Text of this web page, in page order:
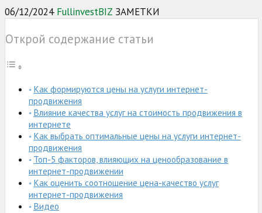
06/12/2024 FullinvestBIZ ЗАМЕТКИ
Открой содержание статьи
Как формируются цены на услуги интернет-
продвижения
Влияние качества услуг на стоимость продвижения в
интернете
Как выбрать оптимальные цены на услуги интернет-
продвижения
Топ-5 факторов, влияющих на ценообразование в
интернет-продвижении
Как оценить соотношение цена-качество услуг
интернет-продвижения
Видео